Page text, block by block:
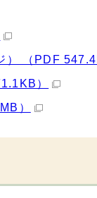
） （PDF
）
）